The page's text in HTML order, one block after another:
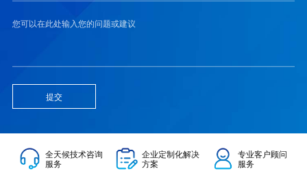
提交
全天候技术咨询
服务
企业定制化解决
方案
专业客户顾问
服务